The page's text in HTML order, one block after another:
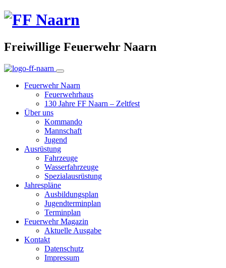
Freiwillige Feuerwehr Naarn
Feuerwehr Naarn
Feuerwehrhaus
130 Jahre FF Naarn – Zeltfest
Über uns
Kommando
Mannschaft
Jugend
Ausrüstung
Fahrzeuge
Wasserfahrzeuge
Spezialausrüstung
Jahrespläne
Ausbildungsplan
Jugendterminplan
Terminplan
Feuerwehr Magazin
Aktuelle Ausgabe
Kontakt
Datenschutz
Impressum